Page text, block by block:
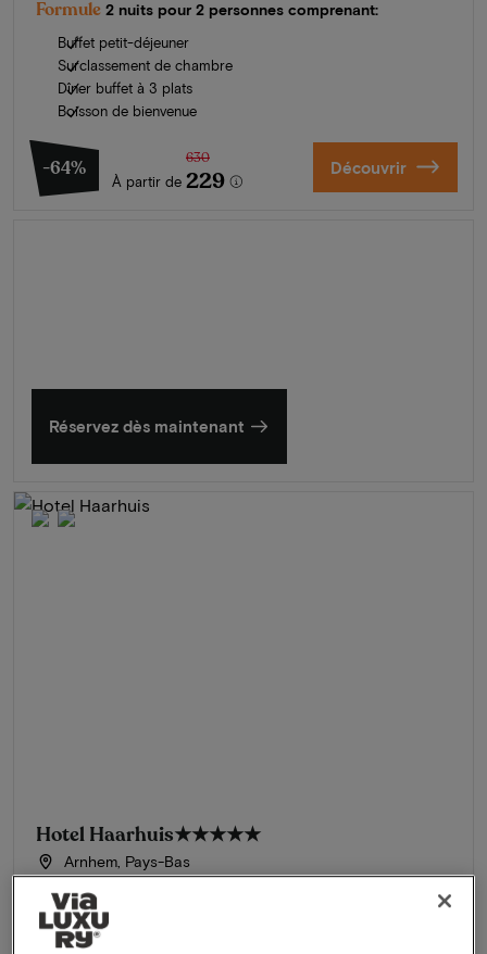
Formule 2 nuits pour 2 personnes comprenant:
Buffet petit-déjeuner
Surclassement de chambre
Dîner buffet à 3 plats
Boisson de bienvenue
-64%
À partir de
630
229 Découvrir
Réservez dès maintenant
Hotel Haarhuis★★★★★
Arnhem, Pays-Bas
Séjour dans un hôtel de luxe 5 étoiles avec le plus beau
toit-terrasse d'Arnhem